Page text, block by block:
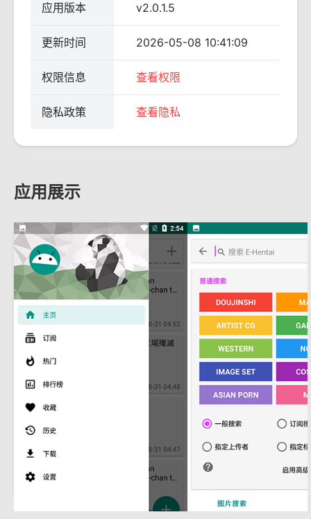
应用版本 v2.0.1.5
更新时间 2026-05-08 10:41:09
权限信息 查看权限
隐私政策 查看隐私
应用展示